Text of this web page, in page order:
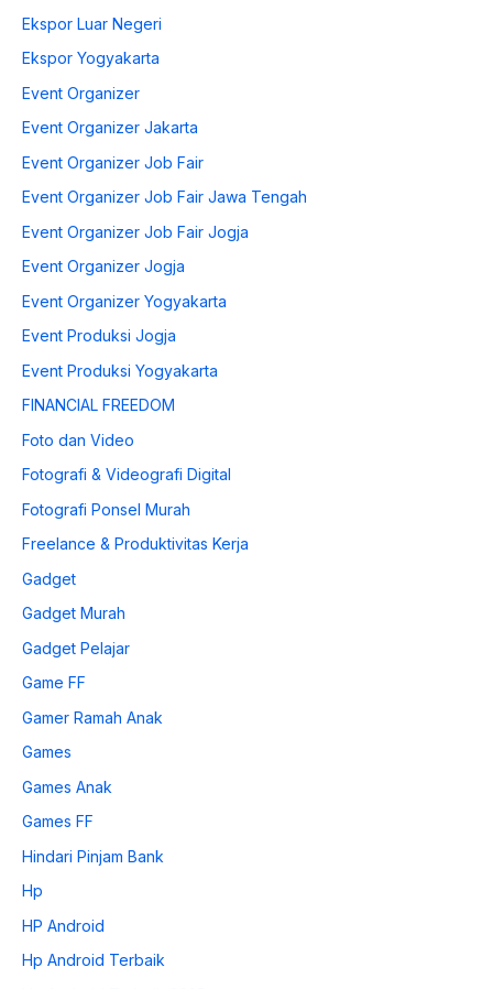
Ekspor Luar Negeri
Ekspor Yogyakarta
Event Organizer
Event Organizer Jakarta
Event Organizer Job Fair
Event Organizer Job Fair Jawa Tengah
Event Organizer Job Fair Jogja
Event Organizer Jogja
Event Organizer Yogyakarta
Event Produksi Jogja
Event Produksi Yogyakarta
FINANCIAL FREEDOM
Foto dan Video
Fotografi & Videografi Digital
Fotografi Ponsel Murah
Freelance & Produktivitas Kerja
Gadget
Gadget Murah
Gadget Pelajar
Game FF
Gamer Ramah Anak
Games
Games Anak
Games FF
Hindari Pinjam Bank
Hp
HP Android
Hp Android Terbaik